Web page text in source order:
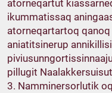
atorneqartut
ikummatissaq
atorneqartartoq qanoq
aniatitsinerup
pillugit
3. Namminersorlutik